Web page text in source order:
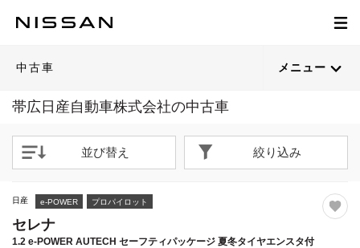
中古車 メニュー
帯広日産自動車株式会社の中古車
並び替え 絞り込み
72
閉じる
日産 e-POWER プロパイロット
セレナ
1.2 e-POWER AUTECH セーフティパッケージ 夏冬タイヤエンスタ付
60
閉じる 80
閉じる 53
閉じる 58
閉じる 53
閉じる 67
閉じる 56
閉じる 61
閉じる 58
閉じる 67
閉じる 80
閉じる 64
閉じる 79
閉じる 60
閉じる 50
閉じる 51
閉じる 79
閉じる 80
閉じる 47
閉じる